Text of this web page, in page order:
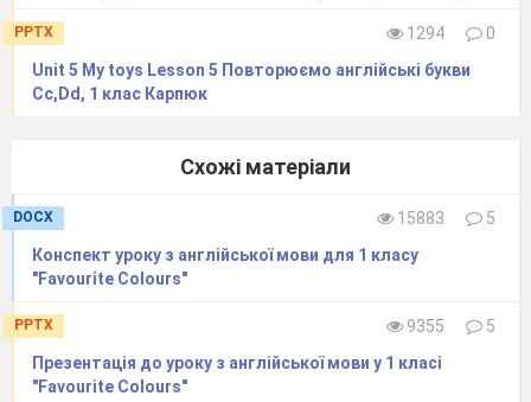
PPTX 1294
0
Unit 5 My toys Lesson 5 Повторюємо англійські букви
Сс,Dd, 1 клас Карпюк
Схожі матеріали
DOCX 15883
5
Конспект уроку з англійської мови для 1 класу
"Favourite Colours"
PPTX 9355
5
Презентація до уроку з англійської мови у 1 класі
"Favourite Colours"